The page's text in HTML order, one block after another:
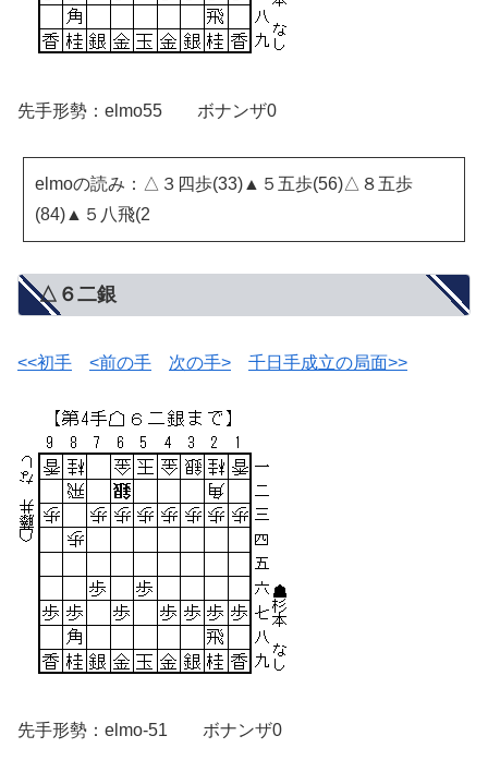
先手形勢：elmo55 ボナンザ0
elmoの読み：△３四歩(33)▲５五歩(56)△８五歩
(84)▲５八飛(2
△６二銀
<<初手 <前の手 次の手> 千日手成立の局面>>
先手形勢：elmo-51 ボナンザ0